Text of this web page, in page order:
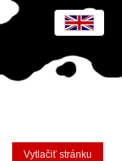
Vytlačiť stránku